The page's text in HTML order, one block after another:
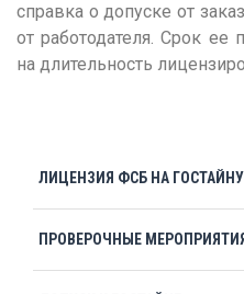
справка о допуске от
от работодателя. Срок ее
на длительность
ЛИЦЕНЗИЯ ФСБ НА ГОСТАЙНУ
ПРОВЕРОЧНЫЕ МЕРОПРИЯТИЯ
Х
Хабаровск
Чита